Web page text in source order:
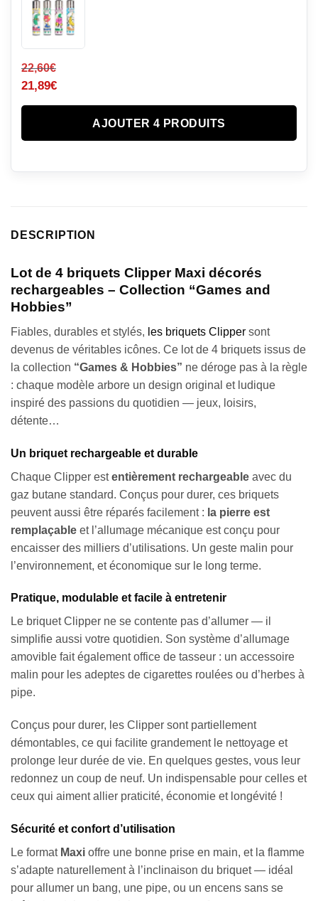
22,60€
21,89€
AJOUTER 4 PRODUITS
DESCRIPTION
Lot de 4 briquets Clipper Maxi décorés
rechargeables – Collection “Games and
Hobbies”
Fiables, durables et stylés, les briquets Clipper sont
devenus de véritables icônes. Ce lot de 4 briquets issus de
la collection “Games & Hobbies” ne déroge pas à la règle
: chaque modèle arbore un design original et ludique
inspiré des passions du quotidien — jeux, loisirs,
détente…
Un briquet rechargeable et durable
Chaque Clipper estentièrement rechargeable avec du
gaz butane standard. Conçus pour durer, ces briquets
peuvent aussi être réparés facilement : la pierre est
remplaçable et l’allumage mécanique est conçu pour
encaisser des milliers d’utilisations. Un geste malin pour
l’environnement, et économique sur le long terme.
Pratique, modulable et facile à entretenir
Le briquet Clipper ne se contente pas d’allumer — il
simplifie aussi votre quotidien. Son système d’allumage
amovible fait également office de tasseur : un accessoire
malin pour les adeptes de cigarettes roulées ou d’herbes à
pipe.
Conçus pour durer, les Clipper sont partiellement
démontables, ce qui facilite grandement le nettoyage et
prolonge leur durée de vie. En quelques gestes, vous leur
redonnez un coup de neuf. Un indispensable pour celles et
ceux qui aiment allier praticité, économie et longévité !
Sécurité et confort d’utilisation
Le format Maxi offre une bonne prise en main, et la flamme
s’adapte naturellement à l’inclinaison du briquet — idéal
pour allumer un bang, une pipe, ou un encens sans se